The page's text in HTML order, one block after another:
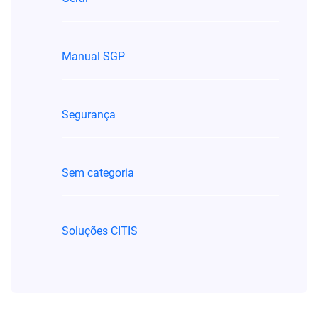
Manual SGP
Segurança
Sem categoria
Soluções CITIS